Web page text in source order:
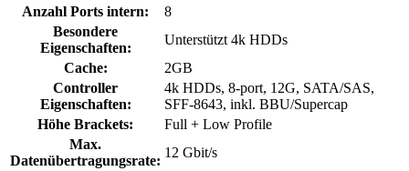
Anzahl Ports intern:
8
Besondere
Eigenschaften:
Unterstützt 4k HDDs
Cache:
2GB
Controller
Eigenschaften:
4k HDDs, 8-port, 12G, SATA/SAS,
SFF-8643, inkl. BBU/Supercap
Höhe Brackets:
Full + Low Profile
Max.
Datenübertragungsrate:
12 Gbit/s